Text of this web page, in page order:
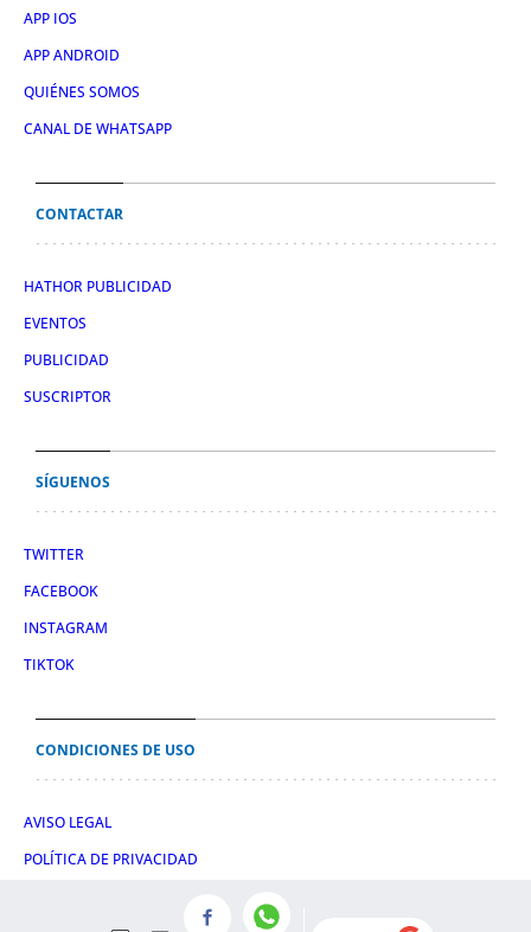
APP IOS
APP ANDROID
QUIÉNES SOMOS
CANAL DE WHATSAPP
CONTACTAR
HATHOR PUBLICIDAD
EVENTOS
PUBLICIDAD
SUSCRIPTOR
SÍGUENOS
TWITTER
FACEBOOK
INSTAGRAM
TIKTOK
CONDICIONES DE USO
AVISO LEGAL
POLÍTICA DE PRIVACIDAD